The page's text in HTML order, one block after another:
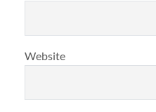
Website